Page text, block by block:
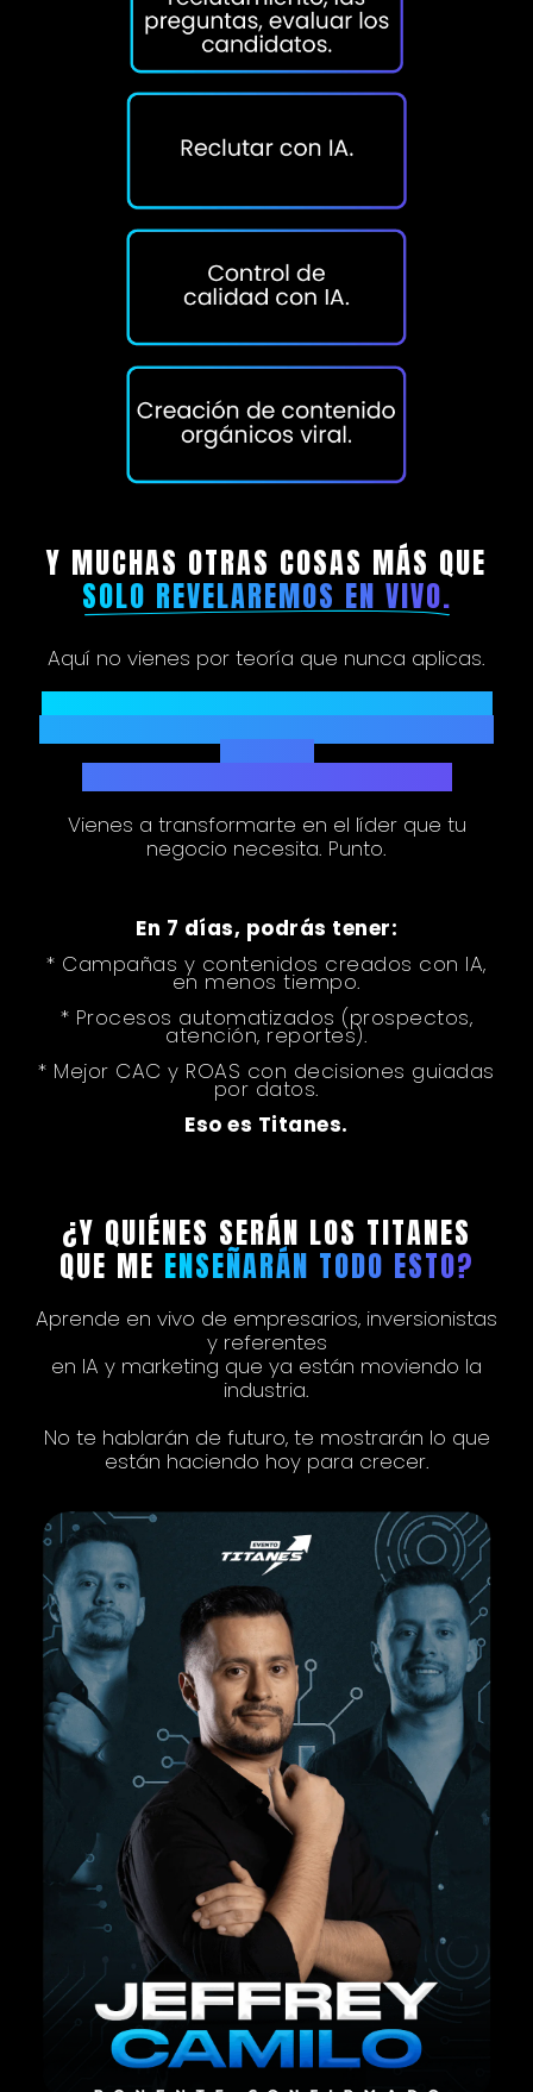
Y MUCHAS OTRAS COSAS MÁS QUE
SOLO REVELAREMOS EN VIVO.
Aquí no vienes por teoría que nunca aplicas.
una lista
Vienes a transformarte en el líder que tu
negocio necesita. Punto.
En 7 días, podrás tener:
* Campañas y contenidos creados con IA,
en menos tiempo.
* Procesos automatizados (prospectos,
atención, reportes).
* Mejor CAC y ROAS con decisiones guiadas
por datos.
Eso es Titanes.
¿Y QUIÉNES SERÁN LOS TITANES
QUE ME ENSEÑARÁN TODO ESTO?
Aprende en vivo de empresarios, inversionistas
y referentes
en IA y marketing que ya están moviendo la
industria.
No te hablarán de futuro, te mostrarán lo que
están haciendo hoy para crecer.